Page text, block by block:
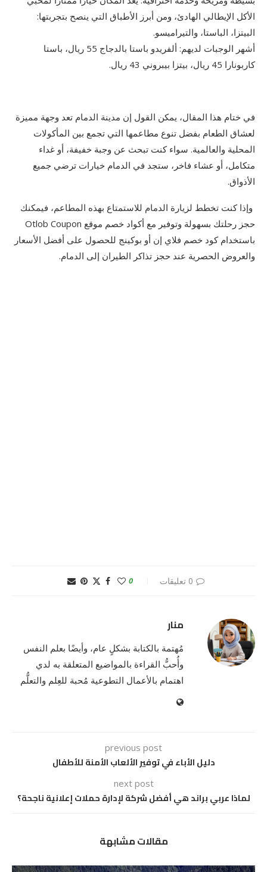
الأكل الإيطالي الهادئ، ومن أبرز الأطباق التي ينصح بتجربتها:
البيتزا، الباستا، والتيراميسو.
أشهر الوجبات لديهم: ألفريدو باستا بالدجاج 55 ريال، باستا
كاربونارا 45 ريال، بيتزا بيبروني 43 ريال.
في ختام هذا المقال، يمكن القول إن مدينة الدمام تعد وجهة مميزة
لعشاق الطعام بفضل تنوع مطاعمها التي تجمع بين المأكولات
المحلية والعالمية. سواء كنت تبحث عن وجبة خفيفة، أو غداء
متكامل، أو عشاء فاخر، ستجد في الدمام خيارات ترضي جميع
الأذواق.
وإذا كنت تخطط لزيارة الدمام للاستمتاع بهذه المطاعم، فيمكنك
حجز رحلتك بسهولة وتوفير مع أكواد خصم موقع Otlob Coupon
باستخدام كود خصم فلاي إن أو بوكينج للحصول على أفضل الأسعار
والعروض الحصرية عند حجز تذاكر الطيران إلى الدمام.
0 تعليقات 0
منار
مُهتمة بالكتابة بشكلٍ عام، وأيضًا بعلم النفس
وأُحبُّ القراءة بالمواضيع المتعلقة به لدي
اهتمام بالأعمال التطوعية مُحبة للعِلم والتعلُّم
previous post
دليل الأباء في توفير الألعاب الأمنة للأطفال
next post
لماذا عربي براند هي أفضل شركة لإدارة حملات إعلانية ناجحة؟
مقالات مشابهة